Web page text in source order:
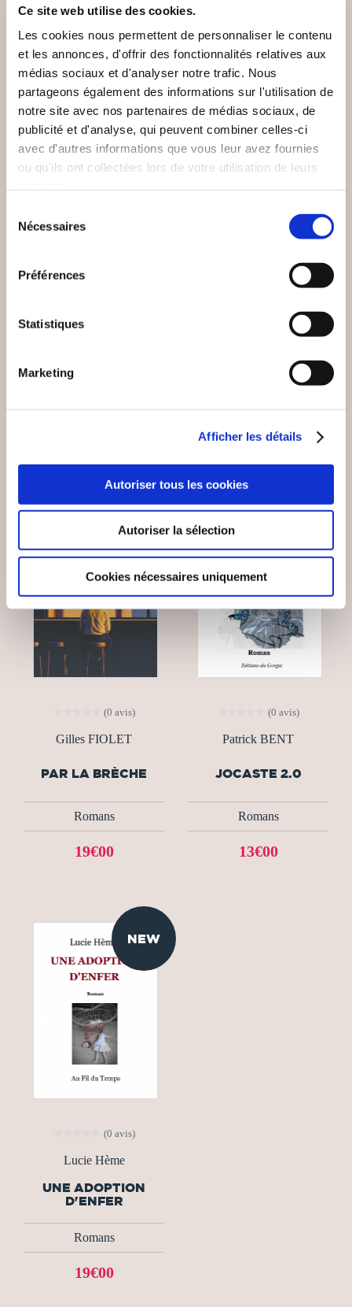
Ce site web utilise des cookies.
Les cookies nous permettent de personnaliser le contenu
et les annonces, d'offrir des fonctionnalités relatives aux
médias sociaux et d'analyser notre trafic. Nous
partageons également des informations sur l'utilisation de
notre site avec nos partenaires de médias sociaux, de
publicité et d'analyse, qui peuvent combiner celles-ci
avec d'autres informations que vous leur avez fournies
ou qu'ils ont collectées lors de votre utilisation de leurs
Nécessaires
Préférences
Statistiques
Marketing
Afficher les détails
Autoriser tous les cookies
Autoriser la sélection
Cookies nécessaires uniquement
Damien LANDEAU
(0 avis)
Adrien DECAESTECKER
11€00
(0 avis)
Gilles FIOLET
PAR LA BRÈCHE
Romans
19€00
(0 avis)
Patrick BENT
JOCASTE 2.0
Romans
13€00
NEW
(0 avis)
Lucie Hème
UNE ADOPTION
D'ENFER
Romans
19€00